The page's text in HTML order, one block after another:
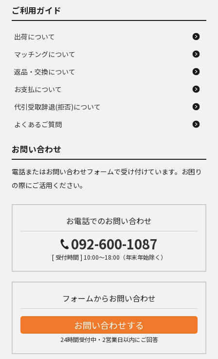
ご利用ガイド
出荷について
マッチングについて
返品・交換について
お支払について
代引受取辞退(拒否)について
よくあるご質問
お問い合わせ
電話またはお問い合わせフォームで受け付けています。お困り
の際にご活用ください。
お電話でのお問い合わせ
092-600-1087
[ 受付時間 ] 10:00～18:00（年末年始除く）
フォームからお問い合わせ
お問い合わせする
24時間受付中・2営業日以内にご回答